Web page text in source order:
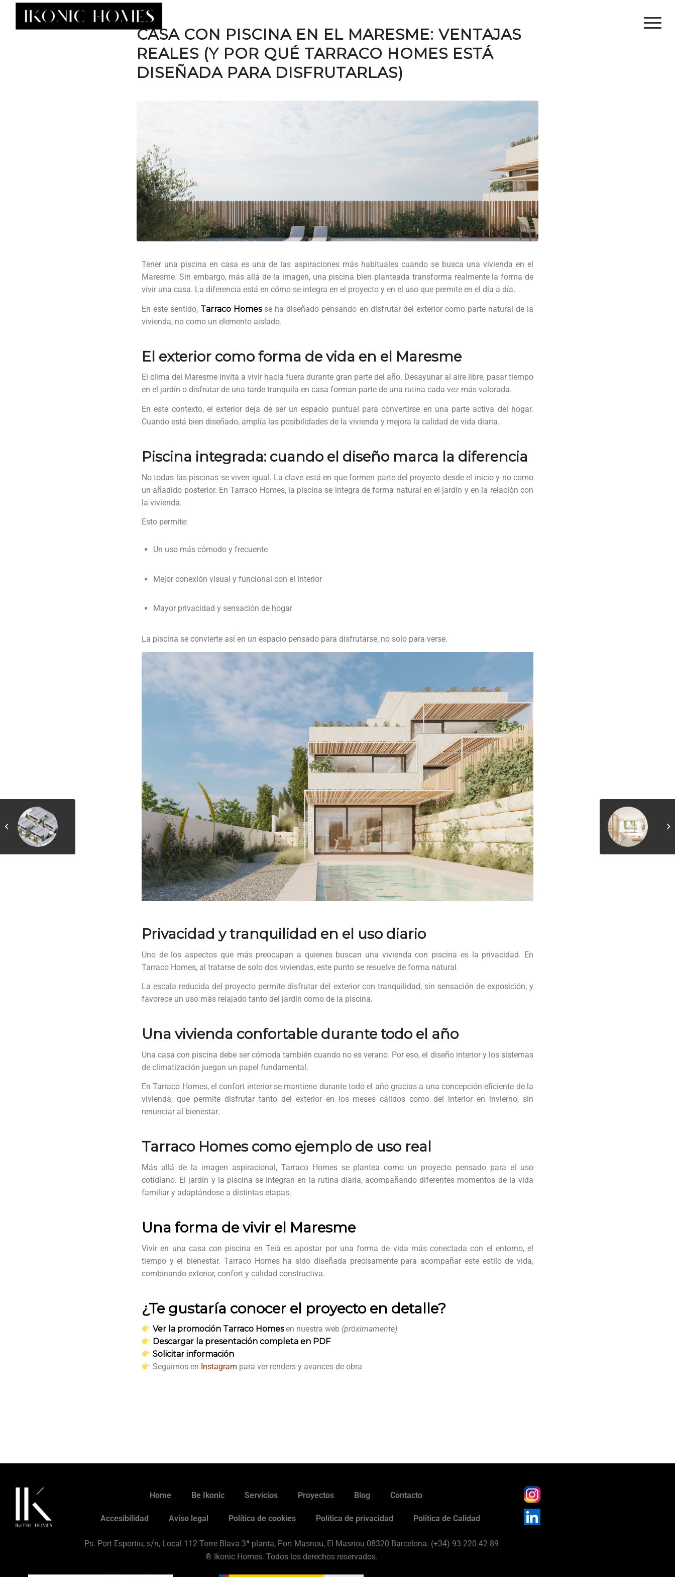
CASA CON PISCINA EN EL MARESME: VENTAJAS
REALES (Y POR QUÉ TARRACO HOMES ESTÁ
DISEÑADA PARA DISFRUTARLAS)
Tener una piscina en casa es una de las aspiraciones más habituales cuando se busca una vivienda en el
Maresme. Sin embargo, más allá de la imagen, una piscina bien planteada transforma realmente la forma de
vivir una casa. La diferencia está en cómo se integra en el proyecto y en el uso que permite en el día a día.
En este sentido, Tarraco Homesse ha diseñado pensando en disfrutar del exterior como parte natural de la
vivienda, no como un elemento aislado.
El exterior como forma de vida en el Maresme
El clima del Maresme invita a vivir hacia fuera durante gran parte del año. Desayunar al aire libre, pasar tiempo
en el jardín o disfrutar de una tarde tranquila en casa forman parte de una rutina cada vez más valorada.
En este contexto, el exterior deja de ser un espacio puntual para convertirse en una parte activa del hogar.
Cuando está bien diseñado, amplía las posibilidades de la vivienda y mejora la calidad de vida diaria.
Piscina integrada: cuando el diseño marca la diferencia
No todas las piscinas se viven igual. La clave está en que formen parte del proyecto desde el inicio y no como
un añadido posterior. En Tarraco Homes, la piscina se integra de forma natural en el jardín y en la relación con
la vivienda.
Esto permite:
Un uso más cómodo y frecuente
Mejor conexión visual y funcional con el interior
Mayor privacidad y sensación de hogar
La piscina se convierte así en un espacio pensado para disfrutarse, no solo para verse.
Privacidad y tranquilidad en el uso diario
Uno de los aspectos que más preocupan a quienes buscan una vivienda con piscina es la privacidad. En
Tarraco Homes, al tratarse de solo dos viviendas, este punto se resuelve de forma natural.
La escala reducida del proyecto permite disfrutar del exterior con tranquilidad, sin sensación de exposición, y
favorece un uso más relajado tanto del jardín como de la piscina.
Una vivienda confortable durante todo el año
Una casa con piscina debe ser cómoda también cuando no es verano. Por eso, el diseño interior y los sistemas
de climatización juegan un papel fundamental.
En Tarraco Homes, el confort interior se mantiene durante todo el año gracias a una concepción eficiente de la
vivienda, que permite disfrutar tanto del exterior en los meses cálidos como del interior en invierno, sin
renunciar al bienestar.
Tarraco Homes como ejemplo de uso real
Más allá de la imagen aspiracional, Tarraco Homes se plantea como un proyecto pensado para el uso
cotidiano. El jardín y la piscina se integran en la rutina diaria, acompañando diferentes momentos de la vida
familiar y adaptándose a distintas etapas.
Una forma de vivir el Maresme
Vivir en una casa con piscina en Teià es apostar por una forma de vida más conectada con el entorno, el
tiempo y el bienestar. Tarraco Homes ha sido diseñada precisamente para acompañar este estilo de vida,
combinando exterior, confort y calidad constructiva.
¿Te gustaría conocer el proyecto en detalle?
Ver la promoción Tarraco Homesen nuestra web (próximamente)
Descargar la presentación completa en PDF
Solicitar información
Seguirnos en Instagram para ver renders y avances de obra
Home Be Ikonic Servicios Proyectos Blog Contacto
Accesibilidad Aviso legal Política de cookies Política de privacidad Política de Calidad
Ps. Port Esportiu, s/n, Local 112 Torre Blava 3ª planta, Port Masnou, El Masnou 08320 Barcelona. (+34) 93 220 42 89
® Ikonic Homes. Todos los derechos reservados.